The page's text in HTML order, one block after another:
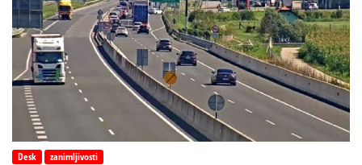
Desk zanimljivosti